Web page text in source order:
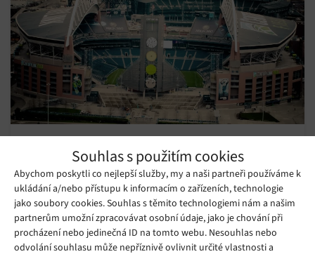
Souhlas s použitím cookies
Abychom poskytli co nejlepší služby, my a naši partneři používáme k
ukládání a/nebo přístupu k informacím o zařízeních, technologie
jako soubory cookies. Souhlas s těmito technologiemi nám a našim
partnerům umožní zpracovávat osobní údaje, jako je chování při
procházení nebo jedinečná ID na tomto webu. Nesouhlas nebo
odvolání souhlasu může nepříznivě ovlivnit určité vlastnosti a
obyvatele třiceti pěti států USA
Neděle 30. 12. 2018 Redakce
Jednoho z největších poskytovatelů telekomunikačních služeb
v USA, společnost CenturyLink, postihl na sklonku minulého
týden rozsáhlý výpadek sítě.